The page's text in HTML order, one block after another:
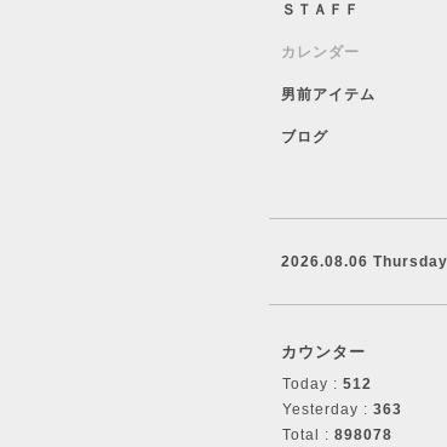
ＳＴＡＦＦ
カレンダー
男前アイテム
ブログ
2026.08.06 Thursday
カウンター
Today : 512
Yesterday : 363
Total : 898078